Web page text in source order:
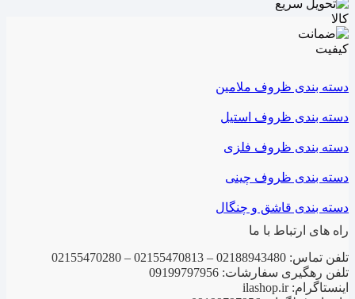
دسته بندی ظروف ملامین
دسته بندی ظروف استیل
دسته بندی ظروف فلزی
دسته بندی ظروف چینی
دسته بندی قاشق و چنگال
راه های ارتباط با ما
تلفن تماس: 02188943480 – 02155470813 – 02155470280
تلفن رهگیری سفارشات: 09199797956
اینستاگرام: ilashop.ir